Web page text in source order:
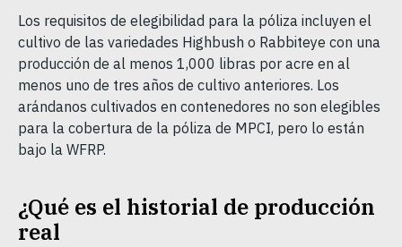
Los requisitos de elegibilidad para la póliza incluyen el
cultivo de las variedades Highbush o Rabbiteye con una
producción de al menos 1,000 libras por acre en al
menos uno de tres años de cultivo anteriores. Los
arándanos cultivados en contenedores no son elegibles
para la cobertura de la póliza de MPCI, pero lo están
bajo la WFRP.
¿Qué es el historial de producción
real